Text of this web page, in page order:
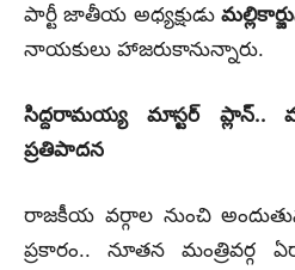
పార్టీ జాతీయ అధ్యక్షుడు
నాయకులు హాజరుకానున్నారు.
సిద్దరామయ్య మాస్టర్ ప్లాన్..
ప్రతిపాదన
రాజకీయ వర్గాల నుంచి
ప్రకారం..నూతన మంత్రివర్గ